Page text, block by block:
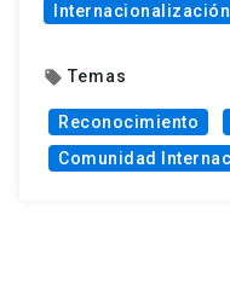
Internacionalización
local_offer Temas
Reconocimiento
Comunidad